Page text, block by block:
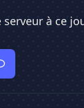
serveur à ce